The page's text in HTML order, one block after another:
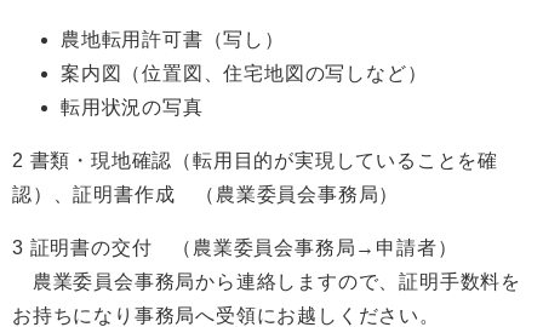
農地転用許可書（写し）
案内図（位置図、住宅地図の写しなど）
転用状況の写真
2 書類・現地確認（転用目的が実現していることを確
認）、証明書作成 （農業委員会事務局）
3 証明書の交付 （農業委員会事務局→申請者）
農業委員会事務局から連絡しますので、証明手数料を
お持ちになり事務局へ受領にお越しください。